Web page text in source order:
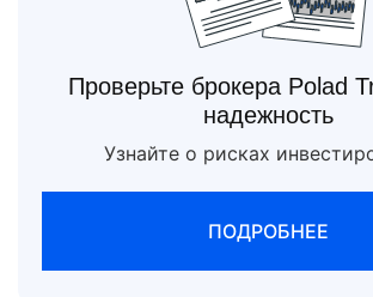
Проверьте брокера Polad
надежность
Узнайте о рисках
ПОДРОБНЕЕ